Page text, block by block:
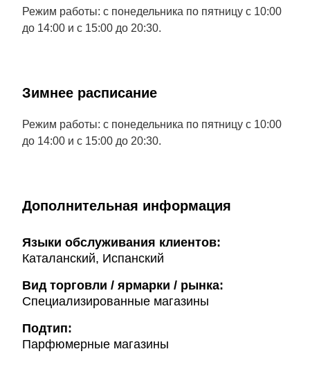
Режим работы: с понедельника по пятницу с 10:00
до 14:00 и с 15:00 до 20:30.
Зимнее расписание
Режим работы: с понедельника по пятницу с 10:00
до 14:00 и с 15:00 до 20:30.
Дополнительная информация
Языки обслуживания клиентов:
Каталанский, Испанский
Вид торговли / ярмарки / рынка:
Специализированные магазины
Подтип:
Парфюмерные магазины